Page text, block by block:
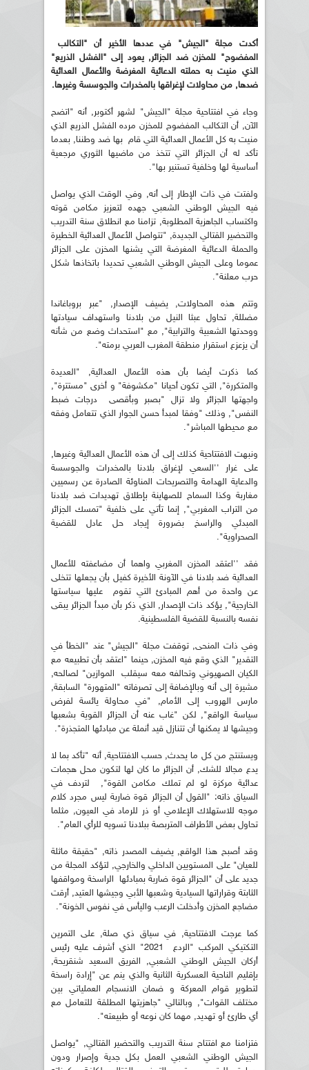
أكدت مجلة "الجيش" في عددها الأخير أن "التكالب
المفضوح" للمخزن ضد الجزائر, يعود إلى "الفشل الذريع"
الذي منيت به حملته الدعائية المغرضة والأعمال العدائية
ضدها, من محاولات لإغراقها بالمخدرات والجوسسة وغيرها.
وجاء في افتتاحية مجلة "الجيش" لشهر أكتوبر, أنه "اتضح
الآن, أن التكالب المفضوح للمخزن مرده الفشل الذريع الذي
منيت به كل الأعمال العدائية التي قام بها ضد وطننا, بعدما
تأكد له أن الجزائر التي تتخذ من ماضيها الثوري مرجعية
أساسية لها وخلفية تستنير بها".
ولفتت في ذات الإطار إلى أنه, وفي الوقت الذي يواصل
فيه الجيش الوطني الشعبي جهده لتعزيز مكامن قوته
واكتساب الجاهزية المطلوبة, تزامنا مع انطلاق سنة التدريب
والتحضير القتالي الجديدة, "تتواصل الأعمال العدائية الخطيرة
والحملة الدعائية المغرضة التي يشنها المخزن على الجزائر
عموما وعلى الجيش الوطني الشعبي تحديدا باتخاذها شكل
حرب معلنة".
وتتم هذه المحاولات, يضيف الإصدار, "عبر بروباغاندا
مضللة, تحاول عبثا النيل من بلادنا واستهداف سيادتها
ووحدتها الشعبية والترابية", مع "استحداث وضع من شأنه
أن يزعزع استقرار منطقة المغرب العربي برمته".
كما ذكرت أيضا بأن هذه الأعمال العدائية, "العديدة
والمتكررة", التي تكون أحيانا "مكشوفة" و أخرى "مستترة",
واجهتها الجزائر ولا تزال "بصبر وبأقصى درجات ضبط
النفس", وذلك "وفقا لمبدأ حسن الجوار الذي تتعامل وفقه
مع محيطها المباشر".
ونبهت الافتتاحية كذلك إلى أن هذه الأعمال العدائية وغيرها,
على غرار ''السعي لإغراق بلادنا بالمخدرات والجوسسة
والدعاية الهدامة والتصريحات المناوئة الصادرة عن رسميين
مغاربة وكذا السماح للصهاينة بإطلاق تهديدات ضد بلادنا
من التراب المغربي", إنما تأتي على خلفية "تمسك الجزائر
المبدئي والراسخ بضرورة إيجاد حل عادل للقضية
الصحراوية".
فقد ''اعتقد المخزن المغربي واهما أن مضاعفته للأعمال
العدائية ضد بلادنا في الآونة الأخيرة كفيل بأن يجعلها تتخلى
عن واحدة من أهم المبادئ التي تقوم عليها سياستها
الخارجية", يؤكد ذات الإصدار, الذي ذكر بأن مبدأ الجزائر يبقى
نفسه بالنسبة للقضية الفلسطينية.
وفي ذات المنحى, توقفت مجلة "الجيش" عند "الخطأ في
التقدير" الذي وقع فيه المخزن, حينما "اعتقد بأن تطبيعه مع
الكيان الصهيوني وتحالفه معه سيقلب الموازين" لصالحه,
مشيرة إلى أنه وبالإضافة إلى تصرفاته "المتهورة" السابقة,
مارس الهروب إلى الأمام, "في محاولة يائسة لفرض
سياسة الواقع", لكن "غاب عنه أن الجزائر القوية بشعبها
وجيشها لا يمكنها أن تتنازل قيد أنملة عن مبادئها المتجذرة".
ويستنتج من كل ما يحدث, حسب الافتتاحية, أنه "تأكد بما لا
يدع مجالا للشك, أن الجزائر ما كان لها لتكون محل هجمات
عدائية مركزة لو لم تملك مكامن القوة", لتردف في
السياق ذاته: "القول أن الجزائر قوة ضاربة ليس مجرد كلام
موجه للاستهلاك الإعلامي أو ذر للرماد في العيون, مثلما
تحاول بعض الأطراف المتربصة ببلادنا تسويه للرأي العام".
وقد أصبح هذا الواقع, يضيف المصدر ذاته, "حقيقة ماثلة
للعيان" على المستويين الداخلي والخارجي, لتؤكد المجلة من
جديد على أن "الجزائر قوة ضاربة بمبادئها الراسخة ومواقفها
الثابتة وقراراتها السيادية وشعبها الأبي وجيشها العتيد, أرقت
مضاجع المخزن وأدخلت الرعب واليأس في نفوس الخونة".
كما عرجت الافتتاحية, في سياق ذي صلة, على التمرين
التكتيكي المركب "الردع 2021" الذي أشرف عليه رئيس
أركان الجيش الوطني الشعبي, الفريق السعيد شنقريحة,
بإقليم الناحية العسكرية الثانية والذي ينم عن "إرادة راسخة
لتطوير قوام المعركة و ضمان الانسجام العملياتي بين
مختلف القوات", وبالتالي "جاهزيتها المطلقة للتعامل مع
أي طارئ أو تهديد, مهما كان نوعه أو طبيعته".
فتزامنا مع افتتاح سنة التدريب والتحضير القتالي, "يواصل
الجيش الوطني الشعبي العمل بكل جدية وإصرار ودون